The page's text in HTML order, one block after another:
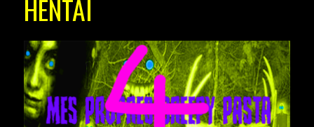
HENTAI